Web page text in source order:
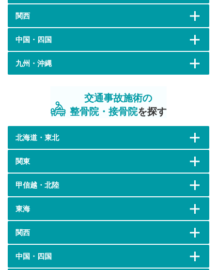
関西
中国・四国
九州・沖縄
交通事故施術の
整骨院・接骨院を探す
北海道・東北
関東
甲信越・北陸
東海
関西
中国・四国